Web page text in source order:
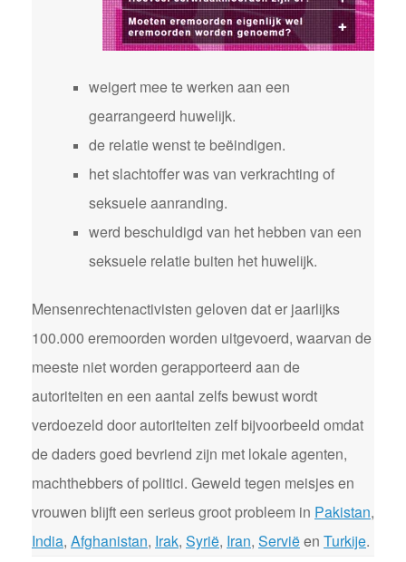
weigert mee te werken aan een
gearrangeerd huwelijk.
de relatie wenst te beëindigen.
het slachtoffer was van verkrachting of
seksuele aanranding.
werd beschuldigd van het hebben van een
seksuele relatie buiten het huwelijk.
Mensenrechtenactivisten geloven dat er jaarlijks
100.000 eremoorden worden uitgevoerd, waarvan de
meeste niet worden gerapporteerd aan de
autoriteiten en een aantal zelfs bewust wordt
verdoezeld door autoriteiten zelf bijvoorbeeld omdat
de daders goed bevriend zijn met lokale agenten,
machthebbers of politici. Geweld tegen meisjes en
vrouwen blijft een serieus groot probleem in Pakistan,
India, Afghanistan, Irak, Syrië, Iran, Serviëen Turkije.